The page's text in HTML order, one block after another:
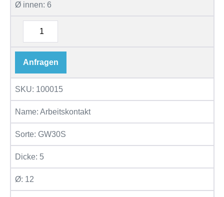
Ø innen: 6
Anfragen
SKU: 100015
Name: Arbeitskontakt
Sorte: GW30S
Dicke: 5
Ø: 12